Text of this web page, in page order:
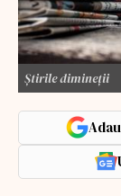
Știrile dimineții